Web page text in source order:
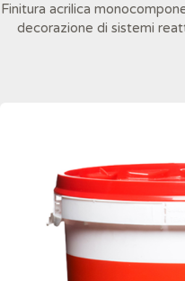
Finitura acrilica
decorazione di sistemi